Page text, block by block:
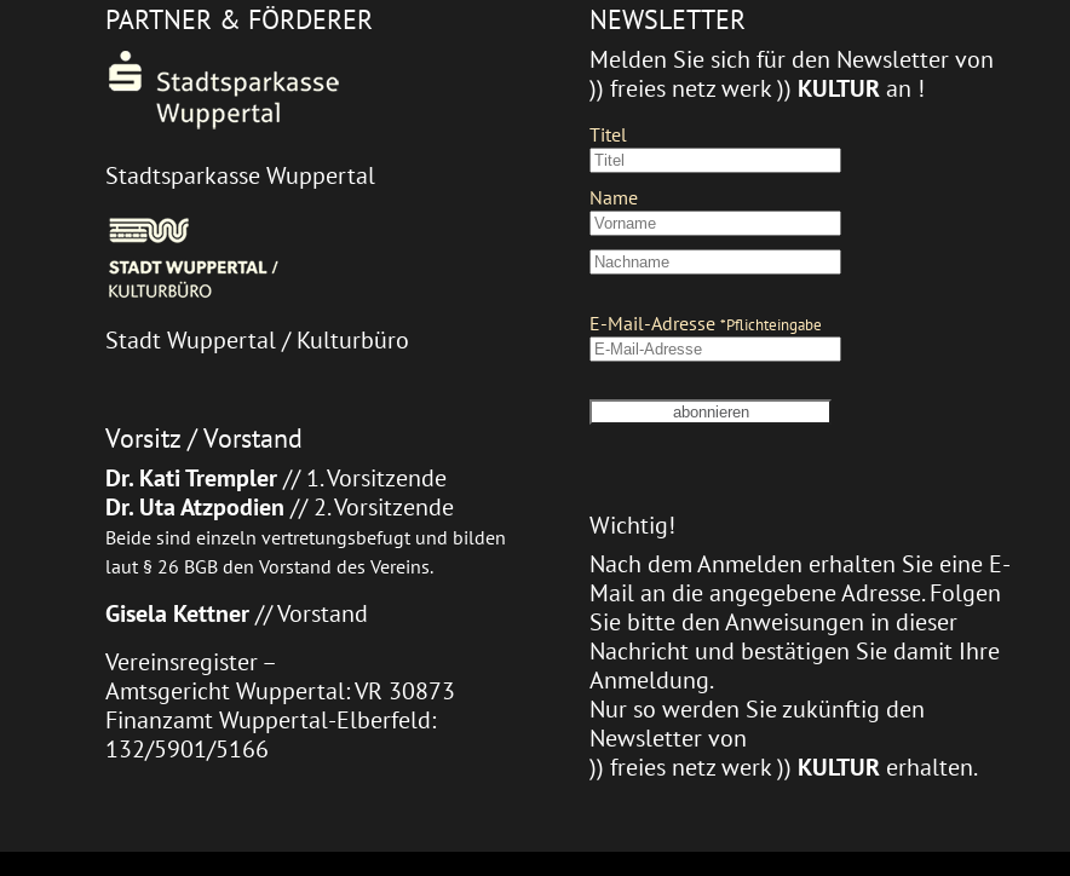
PARTNER & FÖRDERER
Stadtsparkasse Wuppertal
Stadt Wuppertal / Kulturbüro
Vorsitz / Vorstand
Dr. Kati Trempler// 1. Vorsitzende
Dr. Uta Atzpodien // 2. Vorsitzende
Beide sind einzeln vertretungsbefugt und bilden
laut § 26 BGB den Vorstand des Vereins.
Gisela Kettner// Vorstand
Vereinsregister –
Amtsgericht Wuppertal: VR 30873
Finanzamt Wuppertal-Elberfeld:
132/5901/5166
NEWSLETTER
Melden Sie sich für den Newsletter von
)) freies netz werk )) KULTURan !
Wichtig!
Nach dem Anmelden erhalten Sie eine E-
Mail an die angegebene Adresse. Folgen
Sie bitte den Anweisungen in dieser
Nachricht und bestätigen Sie damit Ihre
Anmeldung.
Nur so werden Sie zukünftig den
Newsletter von
)) freies netz werk )) KULTUR erhalten.